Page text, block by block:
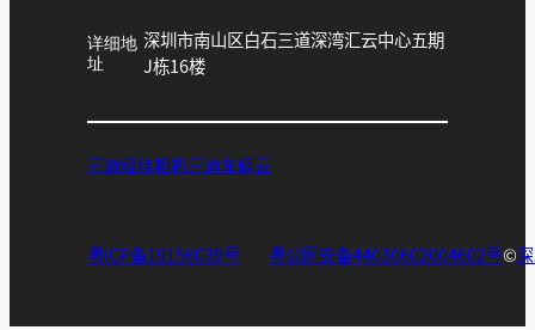
详细地
址
深圳市南山区白石三道深湾汇云中心五期
J栋16楼
元道经纬相机 元道车辆云
粤ICP备19156039号 粤公网安备44030602004602号©